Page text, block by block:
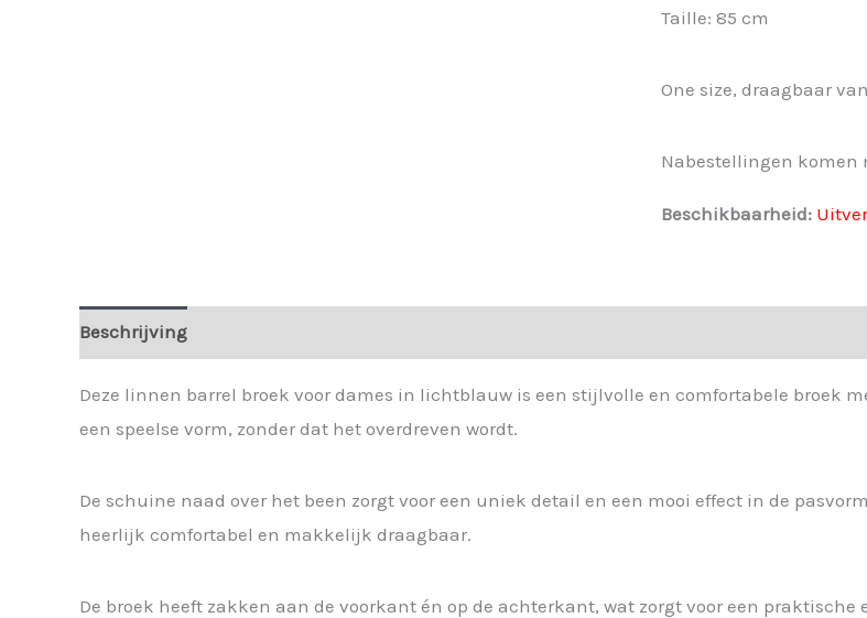
Taille: 85 cm
One size, draagbaar
Nabestellingen komen
Beschikbaarheid:
Beschrijving
Deze linnen barrel broek voor dames in lichtblauw is een stijlvolle en comfortabele broek
een speelse vorm, zonder dat het overdreven wordt.
De schuine naad over het been zorgt voor een uniek detail en een mooi effect in de
heerlijk comfortabel en makkelijk draagbaar.
De broek heeft zakken aan de voorkant én op de achterkant, wat zorgt voor een